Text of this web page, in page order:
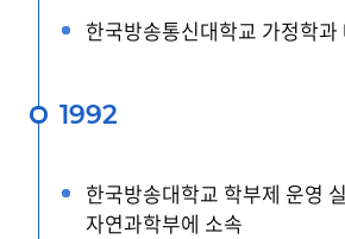
한국방송통신대학교 가정학과
1992
한국방송대학교 학부제 운영
자연과학부에 소속